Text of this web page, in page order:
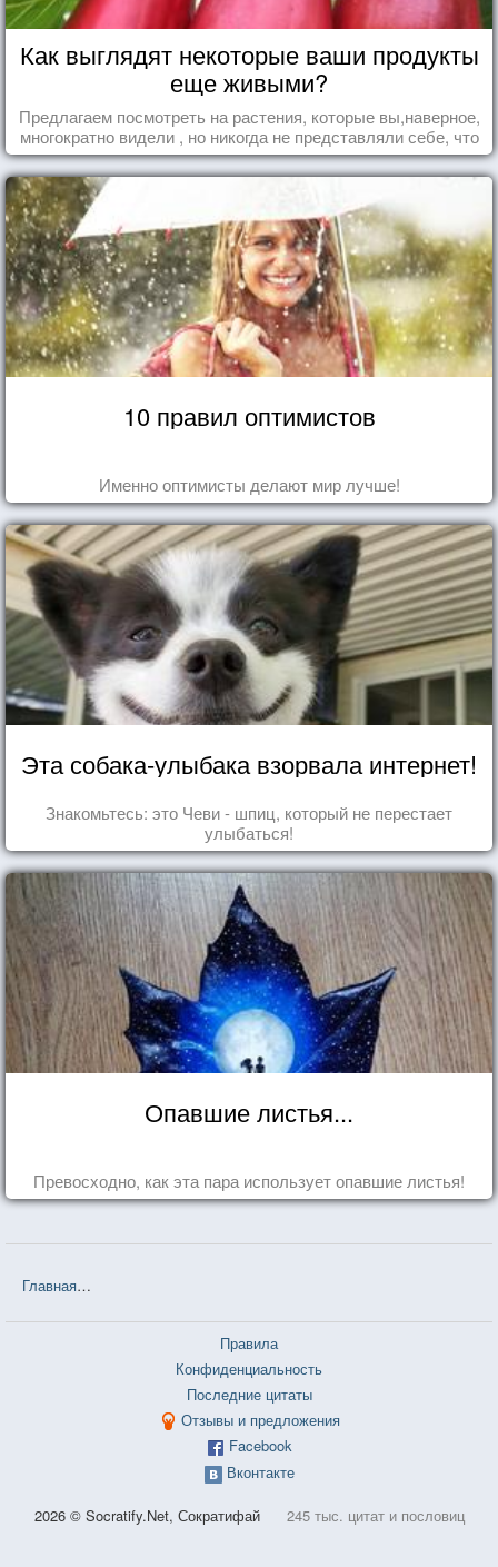
Как выглядят некоторые ваши продукты
еще живыми?
Предлагаем посмотреть на растения, которые вы,наверное,
многократно видели , но никогда не представляли себе, что
употребляете их в пищу.
10 правил оптимистов
Именно оптимисты делают мир лучше!
Эта собака-улыбака взорвала интернет!
Знакомьтесь: это Чеви - шпиц, который не перестает
улыбаться!
Опавшие листья...
Превосходно, как эта пара использует опавшие листья!
Главная
Правила
Конфиденциальность
Последние цитаты
Отзывы и предложения
Facebook
Вконтакте
2026 © Socratify.Net, Сократифай 245 тыс. цитат и пословиц